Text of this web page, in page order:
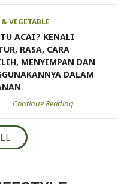
VEGETABLE
ACAI? KENALI
RASA, CARA
MENYIMPAN DAN
DALAM
Continue Reading